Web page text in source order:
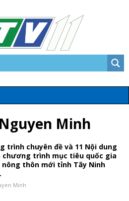
Nguyen Minh
trình chuyên đề và 11 Nội dung
chương trình mục tiêu quốc gia
thôn mới tỉnh Tây Ninh
Minh